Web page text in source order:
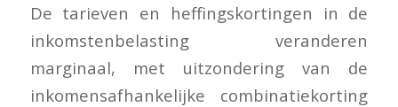
De tarieven en heffingskortingen in de
inkomstenbelasting veranderen
marginaal, met uitzondering van de
inkomensafhankelijke combinatiekorting